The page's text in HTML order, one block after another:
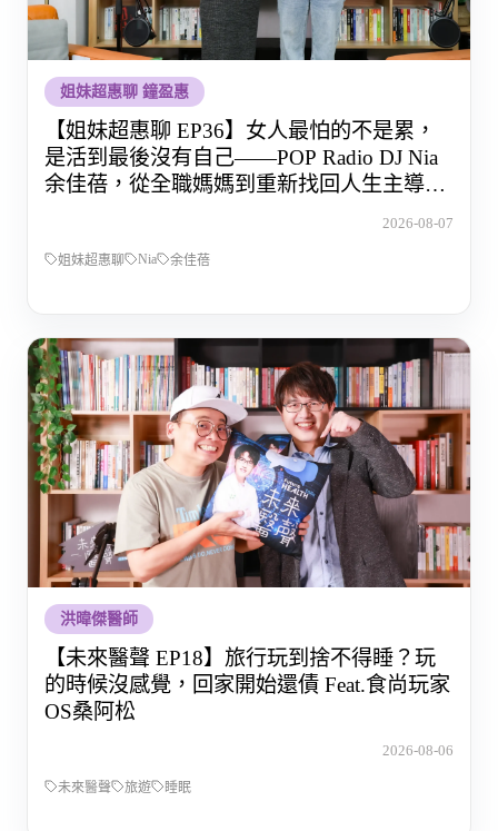
姐妹超惠聊 鐘盈惠
【姐妹超惠聊 EP36】女人最怕的不是累，
是活到最後沒有自己——POP Radio DJ Nia
余佳蓓，從全職媽媽到重新找回人生主導權
2026-08-07
姐妹超惠聊 Nia 余佳蓓
洪暐傑醫師
【未來醫聲 EP18】旅行玩到捨不得睡？玩
的時候沒感覺，回家開始還債 Feat.食尚玩家
OS桑阿松
2026-08-06
未來醫聲 旅遊 睡眠